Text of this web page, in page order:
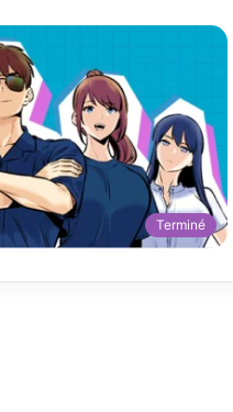
Terminé